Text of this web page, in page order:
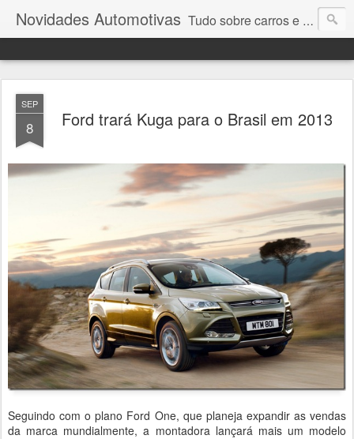
Novidades Automotivas Tudo sobre carros e motores
SEP
8 Ford trará Kuga para o Brasil em 2013
Seguindo com o plano Ford One, que planeja expandir as vendas
da marca mundialmente, a montadora lançará mais um modelo